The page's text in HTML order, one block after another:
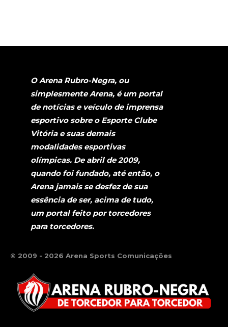
O Arena Rubro-Negra, ou
simplesmente Arena, é um portal
de notícias e veículo de imprensa
esportivo sobre o Esporte Clube
Vitória e suas demais
modalidades esportivas
olímpicas. De abril de 2009,
quando foi fundado, até então, o
Arena jamais se desfez de sua
essência de ser, acima de tudo,
um portal feito por torcedores
para torcedores.
© 2009 - 2026 Arena Sports Comunicações